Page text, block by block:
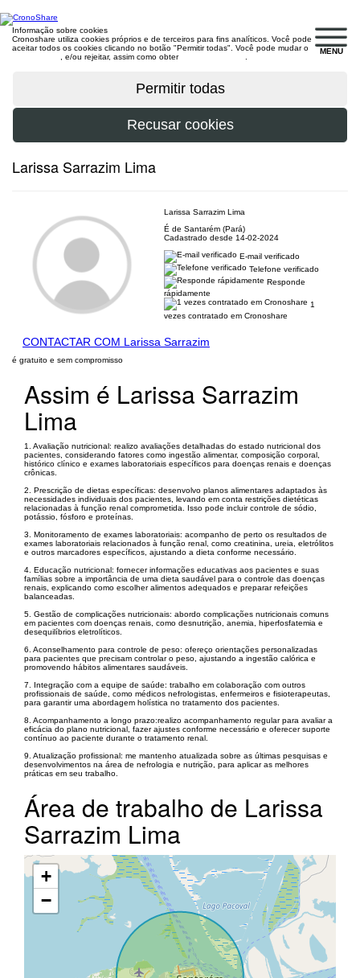
MENU
Informação sobre cookies
Cronoshare utiliza cookies próprios e de terceiros para fins analíticos. Você pode
aceitar todos os cookies clicando no botão "Permitir todas". Você pode mudar o
, e/ou rejeitar, assim como obter
Larissa Sarrazim Lima
Larissa Sarrazim Lima
É de Santarém (Pará)
Cadastrado desde 14-02-2024
E-mail verificado
Telefone verificado
Responde
rápidamente
1
vezes contratado em Cronoshare
CONTACTAR COM Larissa Sarrazim
é gratuito e sem compromisso
Assim é Larissa Sarrazim
Lima
1. Avaliação nutricional: realizo avaliações detalhadas do estado nutricional dos
pacientes, considerando fatores como ingestão alimentar, composição corporal,
histórico clínico e exames laboratoriais específicos para doenças renais e doenças
crônicas.
2. Prescrição de dietas específicas: desenvolvo planos alimentares adaptados às
necessidades individuais dos pacientes, levando em conta restrições dietéticas
relacionadas à função renal comprometida. Isso pode incluir controle de sódio,
potássio, fósforo e proteínas.
3. Monitoramento de exames laboratoriais: acompanho de perto os resultados de
exames laboratoriais relacionados à função renal, como creatinina, ureia, eletrólitos
e outros marcadores específicos, ajustando a dieta conforme necessário.
4. Educação nutricional: fornecer informações educativas aos pacientes e suas
famílias sobre a importância de uma dieta saudável para o controle das doenças
renais, explicando como escolher alimentos adequados e preparar refeições
balanceadas.
5. Gestão de complicações nutricionais: abordo complicações nutricionais comuns
em pacientes com doenças renais, como desnutrição, anemia, hiperfosfatemia e
desequilíbrios eletrolíticos.
6. Aconselhamento para controle de peso: ofereço orientações personalizadas
para pacientes que precisam controlar o peso, ajustando a ingestão calórica e
promovendo hábitos alimentares saudáveis.
7. Integração com a equipe de saúde: trabalho em colaboração com outros
profissionais de saúde, como médicos nefrologistas, enfermeiros e fisioterapeutas,
para garantir uma abordagem holística no tratamento dos pacientes.
8. Acompanhamento a longo prazo:realizo acompanhamento regular para avaliar a
eficácia do plano nutricional, fazer ajustes conforme necessário e oferecer suporte
contínuo ao paciente durante o tratamento renal.
9. Atualização profissional: me mantenho atualizada sobre as últimas pesquisas e
desenvolvimentos na área de nefrologia e nutrição, para aplicar as melhores
práticas em seu trabalho.
Área de trabalho de Larissa
Sarrazim Lima
+
−